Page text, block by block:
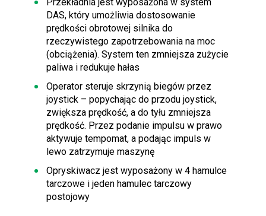
DAS, który umożliwia dostosowanie
prędkości obrotowej silnika do
rzeczywistego zapotrzebowania na moc
(obciążenia). System ten zmniejsza zużycie
paliwa i redukuje hałas
Operator steruje skrzynią biegów przez
joystick – popychając do przodu joystick,
zwiększa prędkość, a do tyłu zmniejsza
prędkość. Przez podanie impulsu w prawo
aktywuje tempomat, a podając impuls w
lewo zatrzymuje maszynę
Opryskiwacz jest wyposażony w 4 hamulce
tarczowe i jeden hamulec tarczowy
postojowy